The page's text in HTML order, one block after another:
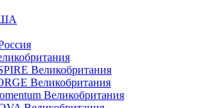
Великобритания
Великобритания
Великобритания